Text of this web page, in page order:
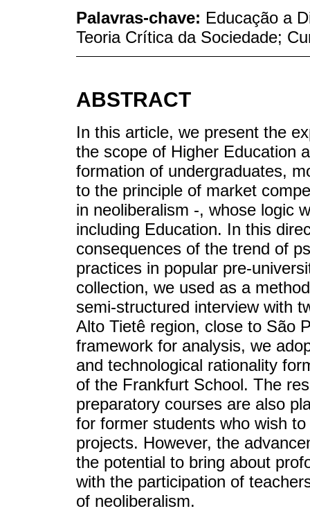
Palavras-chave: Educação a
Teoria Crítica da Sociedade;
ABSTRACT
In this article, we present the
the scope of Higher Education
formation of undergraduates,
to the principle of market
in neoliberalism -, whose logic
including Education. In this
consequences of the trend of
practices in popular pre-
collection, we used as a
semi-structured interview with
Alto Tietê region, close to São
framework for analysis, we
and technological rationality
of the Frankfurt School. The
preparatory courses are also
for former students who wish
projects. However, the
the potential to bring about
with the participation of
of neoliberalism.